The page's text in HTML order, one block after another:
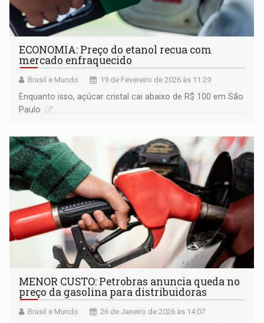
ECONOMIA: Preço do etanol recua com
mercado enfraquecido
Brasil e Mundo 19 de Fevereiro de 2026 às 11:29
Enquanto isso, açúcar cristal cai abaixo de R$ 100 em São
Paulo
MENOR CUSTO: Petrobras anuncia queda no
preço da gasolina para distribuidoras
Brasil e Mundo 26 de Janeiro de 2026 às 14:07